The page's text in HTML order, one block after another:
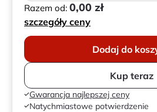
Razem od: 0,00 zł
szczegóły ceny
Dodaj do
Kup teraz
Gwarancja najlepszej ceny
Natychmiastowe potwierdzenie